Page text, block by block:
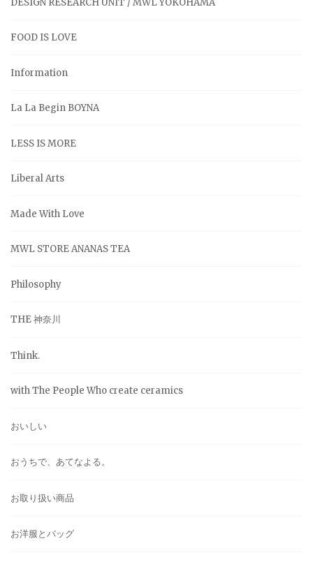
FOOD IS LOVE
Information
La La Begin BOYNA
LESS IS MORE
Liberal Arts
Made With Love
MWL STORE ANANAS TEA
Philosophy
THE 神奈川
Think.
with The People Who create ceramics
おいしい
おうちで、あてなよる。
お取り扱い商品
お洋服とバッグ